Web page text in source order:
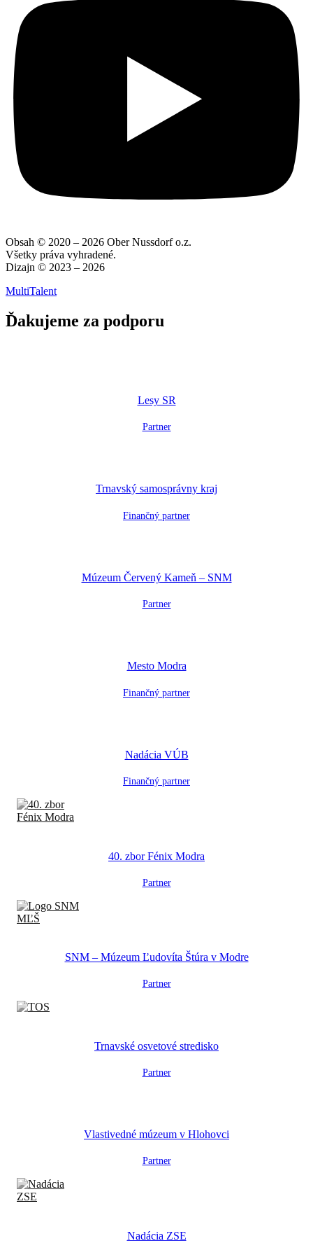
Obsah © 2020 – 2026 Ober Nussdorf o.z.
Všetky práva vyhradené.
Dizajn © 2023 – 2026
MultiTalent
Ďakujeme za podporu
Lesy SR
Partner
Trnavský samosprávny kraj
Finančný partner
Múzeum Červený Kameň – SNM
Partner
Mesto Modra
Finančný partner
Nadácia VÚB
Finančný partner
40. zbor Fénix Modra
Partner
SNM – Múzeum Ľudovíta Štúra v Modre
Partner
Trnavské osvetové stredisko
Partner
Vlastivedné múzeum v Hlohovci
Partner
Nadácia ZSE